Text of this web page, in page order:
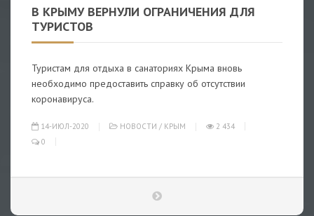
В КРЫМУ ВЕРНУЛИ ОГРАНИЧЕНИЯ ДЛЯ
ТУРИСТОВ
Туристам для отдыха в санаториях Крыма вновь
необходимо предоставить справку об отсутствии
коронавируса.
14-ИЮЛ-2020 НОВОСТИ / КРЫМ
2 434
0